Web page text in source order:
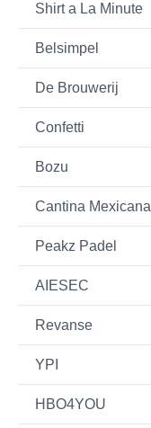
Shirt a La Minute
Belsimpel
De Brouwerij
Confetti
Bozu
Cantina Mexicana
Peakz Padel
AIESEC
Revanse
YPI
HBO4YOU